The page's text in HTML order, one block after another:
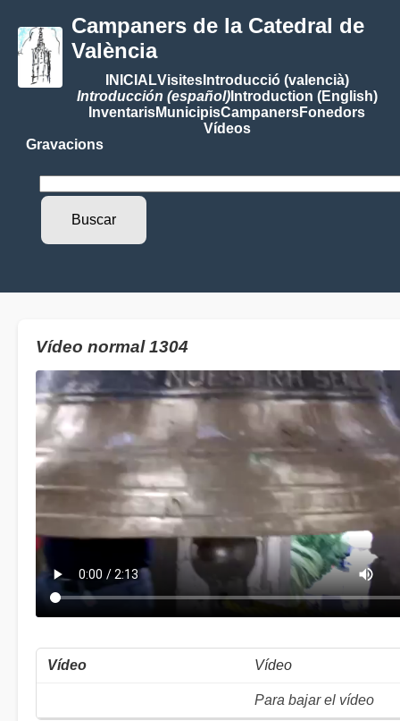
Campaners de la Catedral de
València
INICIALVisitesIntroducció (valencià)
Introducción (español)Introduction (English)
InventarisMunicipisCampanersFonedors
Vídeos
Gravacions
Vídeo normal 1304
Vídeo
Para bajar el vídeo